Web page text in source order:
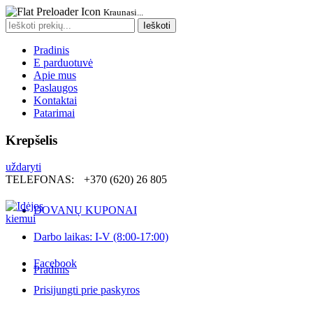
Kraunasi...
Search
for:
Ieškoti
Pradinis
E parduotuvė
Apie mus
Paslaugos
Kontaktai
Patarimai
Krepšelis
uždaryti
TELEFONAS:
+370 (620) 26 805
DOVANŲ KUPONAI
Darbo laikas: I-V (8:00-17:00)
Facebook
Prisijungti prie paskyros
Pradinis